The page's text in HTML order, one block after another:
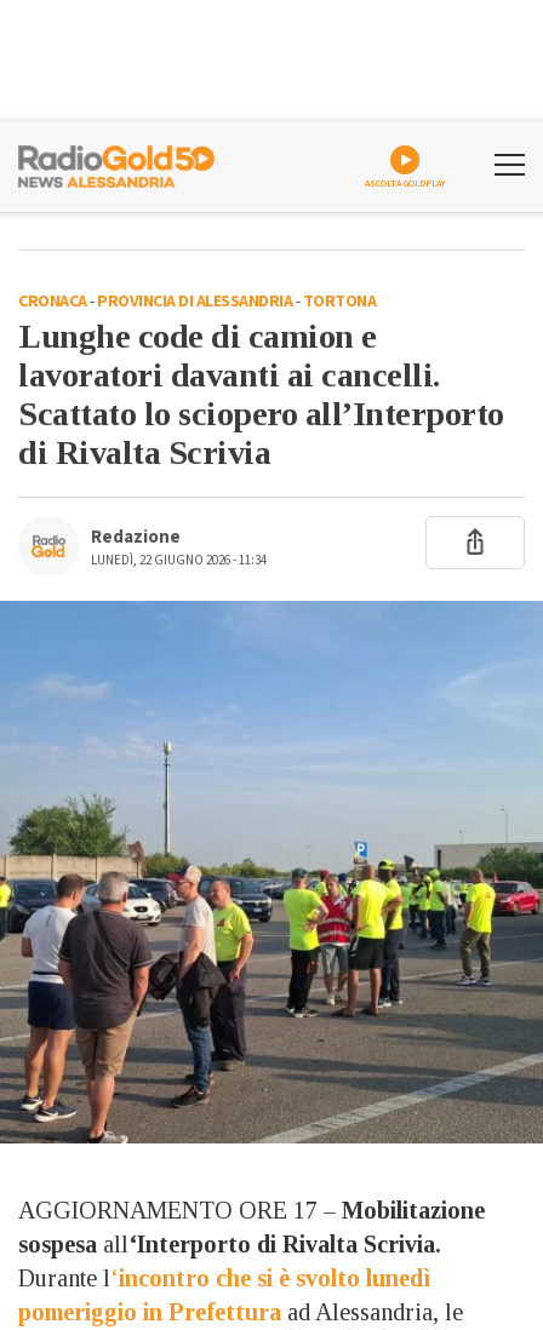
ASCOLTA GOLDPLAY
CRONACA-PROVINCIA DI ALESSANDRIA-TORTONA
Lunghe code di camion e
lavoratori davanti ai cancelli.
Scattato lo sciopero all’Interporto
di Rivalta Scrivia
Redazione
LUNEDÌ, 22 GIUGNO 2026 - 11:34
AGGIORNAMENTO ORE 17 – Mobilitazione
sospesa all‘Interporto di Rivalta Scrivia.
Durante l‘incontro che si è svolto lunedì
pomeriggio in Prefettura ad Alessandria, le